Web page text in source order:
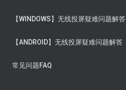
【WINDOWS】无线投屏疑难问题解答
【ANDROID】无线投屏疑难问题解答
常见问题FAQ